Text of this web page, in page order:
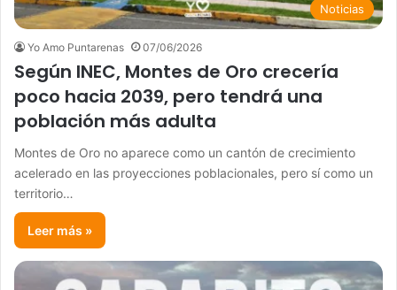
Noticias
Yo Amo Puntarenas 07/06/2026
Según INEC, Montes de Oro crecería
poco hacia 2039, pero tendrá una
población más adulta
Montes de Oro no aparece como un cantón de crecimiento
acelerado en las proyecciones poblacionales, pero sí como un
territorio…
Leer más »